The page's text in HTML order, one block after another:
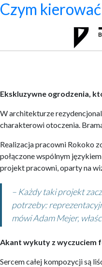
Archiwa
Ekskluzywne
Ekskluzywne ogrodzenia,
W architekturze
charakterowi otoczenia.
Realizacja pracowni Rokoko
połączone wspólnym
projekt pracowni, oparty na
– Każdy taki projekt
potrzeby:
mówi Adam Mejer,
Akant wykuty z wyczuciem
Sercem całej kompozycji są
Program do
Jak
Systemy
Dom z
Nowoczesne
Jak dobrać
Licznik
Jak
Czym